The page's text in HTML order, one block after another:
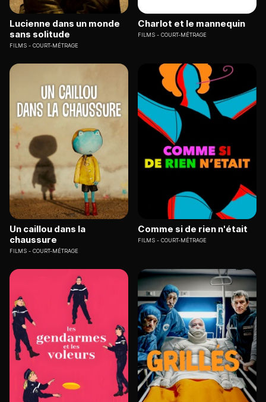
Lucienne dans un monde
sans solitude
FILMS COURT-MÉTRAGE
Charlot et le mannequin
FILMS COURT-MÉTRAGE
Un caillou dans la
chaussure
FILMS COURT-MÉTRAGE
Comme si de rien n'était
FILMS COURT-MÉTRAGE